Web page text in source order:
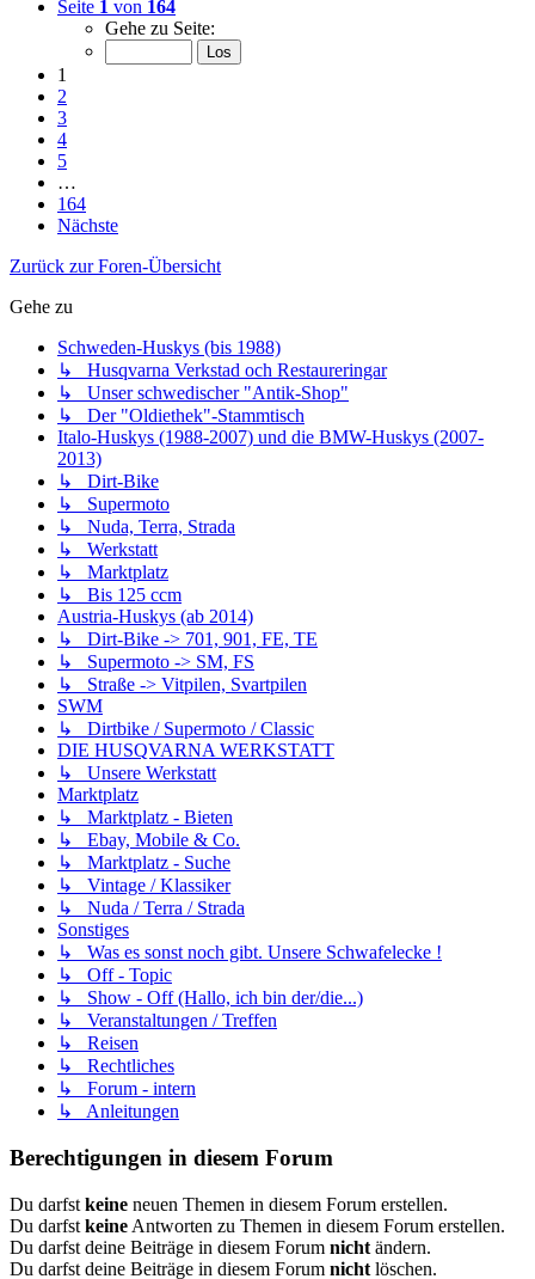
Seite 1 von 164
Gehe zu Seite:
1
2
3
4
5
…
164
Nächste
Zurück zur Foren-Übersicht
Gehe zu
Schweden-Huskys (bis 1988)
↳ Husqvarna Verkstad och Restaureringar
↳ Unser schwedischer "Antik-Shop"
↳ Der "Oldiethek"-Stammtisch
Italo-Huskys (1988-2007) und die BMW-Huskys (2007-
2013)
↳ Dirt-Bike
↳ Supermoto
↳ Nuda, Terra, Strada
↳ Werkstatt
↳ Marktplatz
↳ Bis 125 ccm
Austria-Huskys (ab 2014)
↳ Dirt-Bike -> 701, 901, FE, TE
↳ Supermoto -> SM, FS
↳ Straße -> Vitpilen, Svartpilen
SWM
↳ Dirtbike / Supermoto / Classic
DIE HUSQVARNA WERKSTATT
↳ Unsere Werkstatt
Marktplatz
↳ Marktplatz - Bieten
↳ Ebay, Mobile & Co.
↳ Marktplatz - Suche
↳ Vintage / Klassiker
↳ Nuda / Terra / Strada
Sonstiges
↳ Was es sonst noch gibt. Unsere Schwafelecke !
↳ Off - Topic
↳ Show - Off (Hallo, ich bin der/die...)
↳ Veranstaltungen / Treffen
↳ Reisen
↳ Rechtliches
↳ Forum - intern
↳ Anleitungen
Berechtigungen in diesem Forum
Du darfst keine neuen Themen in diesem Forum erstellen.
Du darfst keine Antworten zu Themen in diesem Forum erstellen.
Du darfst deine Beiträge in diesem Forum nicht ändern.
Du darfst deine Beiträge in diesem Forum nicht löschen.